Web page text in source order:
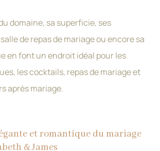
domaine, sa superficie, ses
de repas de mariage ou encore sa
en font un endroit idéal pour les
les cocktails, repas de mariage et
après mariage.
et romantique du mariage
& James